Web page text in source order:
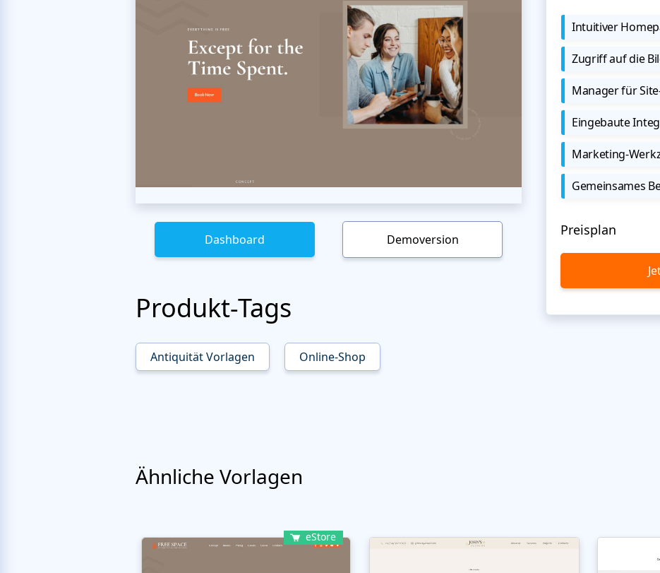
Dashboard Demoversion
Produkt-Tags
Antiquität Vorlagen Online-Shop
Intuitiver
Zugriff auf die
Manager für
Eingebaute
Marketing-
Gemeinsames
Preisplan
Ähnliche Vorlagen
eStore